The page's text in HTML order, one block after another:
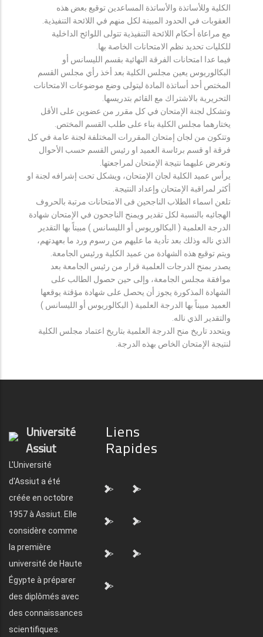
الكلية وللأساتذة والأساتذة المساعدين توقيع بعض هذه
العقوبات في الحدود المبينة لكل منهم في اللائحة التنفيذية.
مع مراعاة أحكام اللائحة التنفيذية تتولى اللوائح الداخلية
للكليات تحديد نظم الامتحانات الخاصة بها.
فيما عدا امتحانات الفرقة النهائية بقسم الليسانس أو
البكالوريوس يعين مجلس الكلية بعد أخذ رأي مجلس القسم
المختص أحد أساتذة المادة ليتولى وضع موضوعات الامتحانات
التحريرية بالاشتراك مع القائم بتدريسها.
وتشكل لجنة الإمتحان في كل مقرر من عضوين على الأقل
يختارهما مجلس الكلية بناء على طلب القسم المختص.
وتتكون من لجان إمتحان المقررات المختلفة لجنة عامة في كل
فرقة او قسم برئاسة العميد او رئيس القسم حسب الأحوال
وتعرض عليهما نتيجة الإمتحان لمراجعتها.
يرأس عميد الكلية لجان الإمتحان، ويشكل تحت إشرافه لجنة او
أكثر لمراقبة الإمتحان وإعداد النتيجة.
تلعن اسماء الطلاب الناجحين فى الامتحانات مرتبة بالحروف
الهجائيه بالنسبة لكل تقدير ويمنح الناجحون في الإمتحان شهادة
الدرجة العلمية ( البكالوريوس أو الليسانس ) مبيناً بها التقدير
الذي ناله وذلك بعد تأدية ما عليهم من رسوم ورد ما بعهدتهم،
ويتم توقيع هذه الشهادة من عميد الكلية ورئيس الجامعة.
يصدر بمنح الدرجات العلمية قرار من رئيس الجامعة بعد
موافقة مجلس الجامعة، وإلى حين حصول الطالب على
الشهادة المذكورة يجوز أن يحصل على شهادة مؤقتة يوقعها
العميد مبيناً بها الدرجة العلمية ( البكالوريوس أو الليسانس )
والتقدير الذي ناله.
ويتحدد تاريخ منح الدرجة العلمية بتاريخ اعتماد مجلس الكلية
لنتيجة الإمتحان الخاص بهذه الدرجة.
Université
Assiut
L'Université
d'Assiut a été
créée en octobre
1957 à Assiut. Elle
considère comme
la première
université de Haute
Égypte à préparer
des diplômés avec
des connaissances
scientifiques.
Liens
Rapides
"> ">
"> ">
"> ">
">